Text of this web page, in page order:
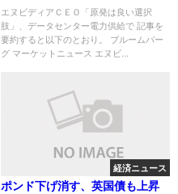
力供給で
エヌビディアＣＥＯ「原発は良い選択
肢」、データセンター電力供給で 記事を
要約すると以下のとおり。 ブルームバー
グ マーケットニュース エヌビ...
経済ニュース
ポンド下げ消す、英国債も上昇